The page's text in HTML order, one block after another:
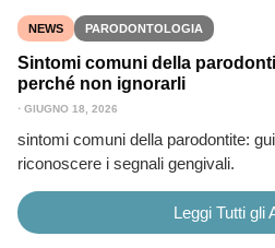
NEWS PARODONTOLOGIA
Sintomi comuni della
perché non ignorarli
⋅ GIUGNO 18, 2026
sintomi comuni della parodontite:
riconoscere i segnali gengivali.
Leggi Tutti gli